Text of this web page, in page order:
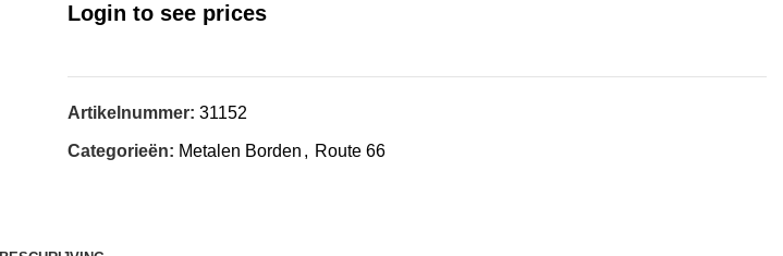
Login to see prices
Artikelnummer: 31152
Categorieën: Metalen Borden , Route 66